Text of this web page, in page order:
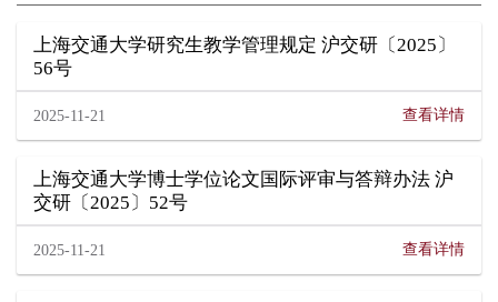
上海交通大学研究生教学管理规定 沪交研〔2025〕
56号
2025-11-21 查看详情
上海交通大学博士学位论文国际评审与答辩办法 沪
交研〔2025〕52号
2025-11-21 查看详情